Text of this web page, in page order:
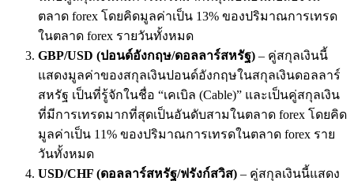
ตลาด forex โดยคิดมูลค่าเป็น 13% ของปริมาณการเทรด
ในตลาด forex รายวันทั้งหมด
GBP/USD (ปอนด์อังกฤษ/ดอลลาร์สหรัฐ) – คู่สกุลเงินนี้
แสดงมูลค่าของสกุลเงินปอนด์อังกฤษในสกุลเงินดอลลาร์
สหรัฐ เป็นที่รู้จักในชื่อ “เคเบิล (Cable)” และเป็นคู่สกุลเงิน
ที่มีการเทรดมากที่สุดเป็นอันดับสามในตลาด forex โดยคิด
มูลค่าเป็น 11% ของปริมาณการเทรดในตลาด forex ราย
วันทั้งหมด
USD/CHF (ดอลลาร์สหรัฐ/ฟรังก์สวิส) – คู่สกุลเงินนี้แสดง